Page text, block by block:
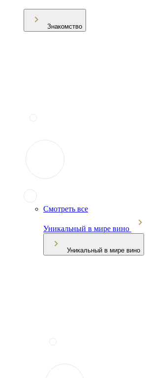
Знакомство
Смотреть все
Уникальный в мире вино
Уникальный в мире вино